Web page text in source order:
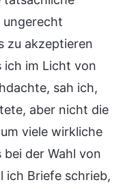
zu akzeptieren
ich im Licht von
sah ich,
aber nicht die
viele wirkliche
bei der Wahl von
ich Briefe schrieb,